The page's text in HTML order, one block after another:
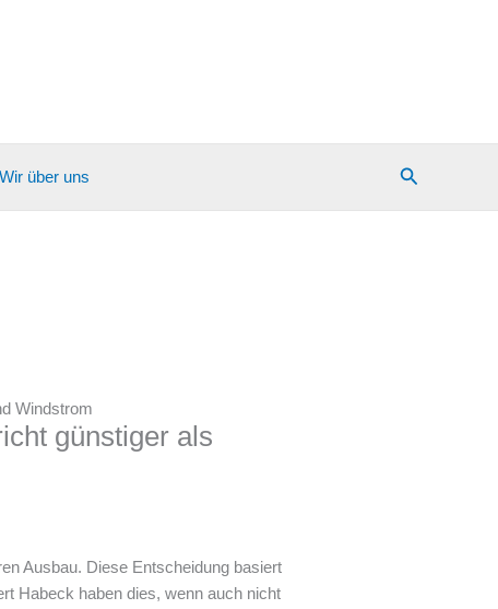
Wir über uns Suchen
Windstrom
günstiger als
Ausbau. Diese Entscheidung basiert
Habeck haben dies, wenn auch nicht